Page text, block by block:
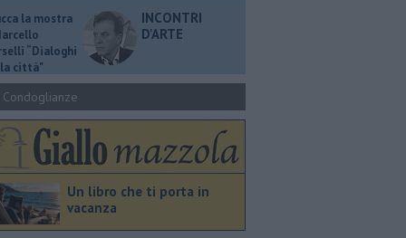
la mostra
“Dialoghi
città"
INCONTRI
D'ARTE
Condoglianze
Un libro che ti porta in
vacanza